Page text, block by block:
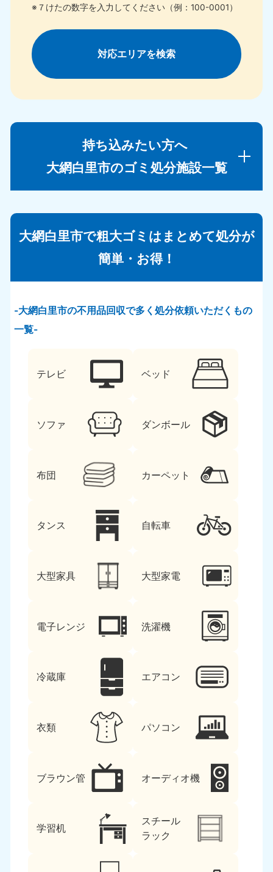
※７けたの数字を入力してください（例：100-0001）
対応エリアを検索
持ち込みたい方へ
大網白里市のゴミ処分施設一覧
大網白里市で粗大ゴミはまとめて処分が
簡単・お得！
大網白里市の不用品回収で多く処分依頼いただくもの
一覧
テレビ ベッド
ソファ ダンボール
布団 カーペット
タンス 自転車
大型家具 大型家電
電子レンジ 洗濯機
冷蔵庫 エアコン
衣類 パソコン
ブラウン管 オーディオ機
学習机
スチール
ラック